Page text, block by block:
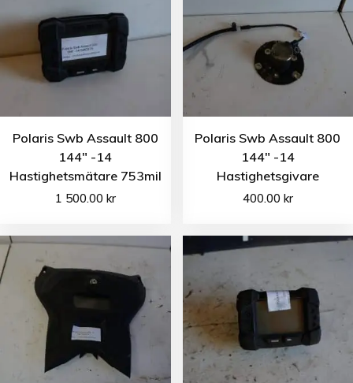
Polaris Swb Assault 800
144″ -14
Hastighetsmätare 753mil
1 500.00 kr
Polaris Swb Assault 800
144″ -14
Hastighetsgivare
400.00 kr